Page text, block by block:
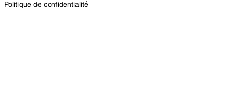
Politique de confidentialité